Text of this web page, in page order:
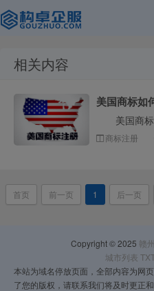
相关内容
商标注册
首页 前一页 1 后一页
Copyright © 2025 赣
城市列表
本站为域名停放页面，全部内容为网
了您的版权，请联系我们将及时更正和